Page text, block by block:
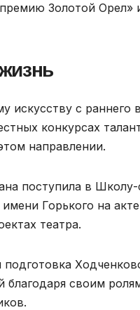
Золотой Орел»
искусству с
конкурсах
направлении.
поступила в
Горького на
театра.
благодаря своим